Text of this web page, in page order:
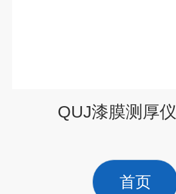
QUJ漆膜测厚仪
首页